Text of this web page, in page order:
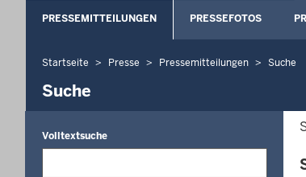
PRESSEMITTEILUNGEN PRESSEFOTOS
Sie
befinden
Startseite Presse Pressemitteilungen Suche
Suche
Volltextsuche